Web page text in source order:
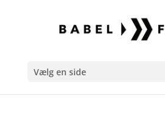
Vælg en side